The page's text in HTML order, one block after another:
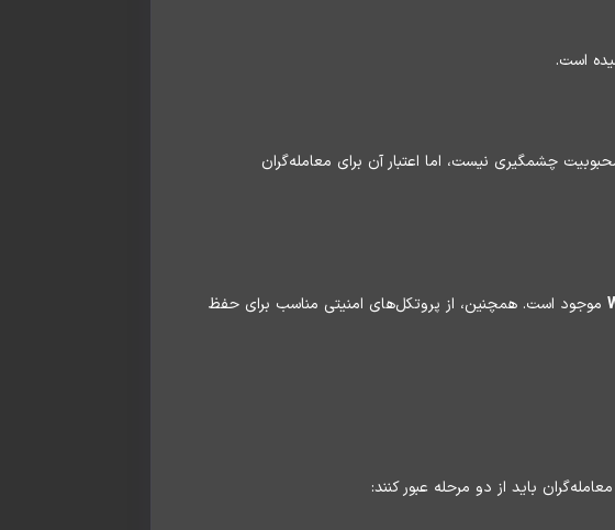
است.
چشمگیری نیست، اما اعتبار آن برای معامله‌گران
موجود است. همچنین، از پروتکل‌های امنیتی مناسب برای حفظ
باید از دو مرحله عبور کنند: